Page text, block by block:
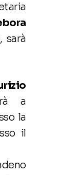
sarà
a
la
il